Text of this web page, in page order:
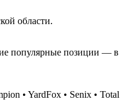
области.
популярные позиции — в
• YardFox • Senix • Total